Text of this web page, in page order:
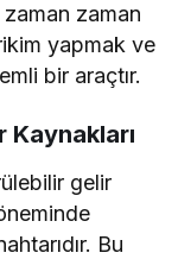
zaman zaman
yapmak ve
bir araçtır.
Kaynakları
gelir
Bu